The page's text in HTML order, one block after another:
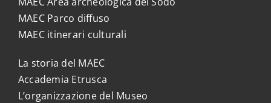
MAEC Parco diffuso
MAEC itinerari culturali
La storia del MAEC
Accademia Etrusca
L’organizzazione del Museo